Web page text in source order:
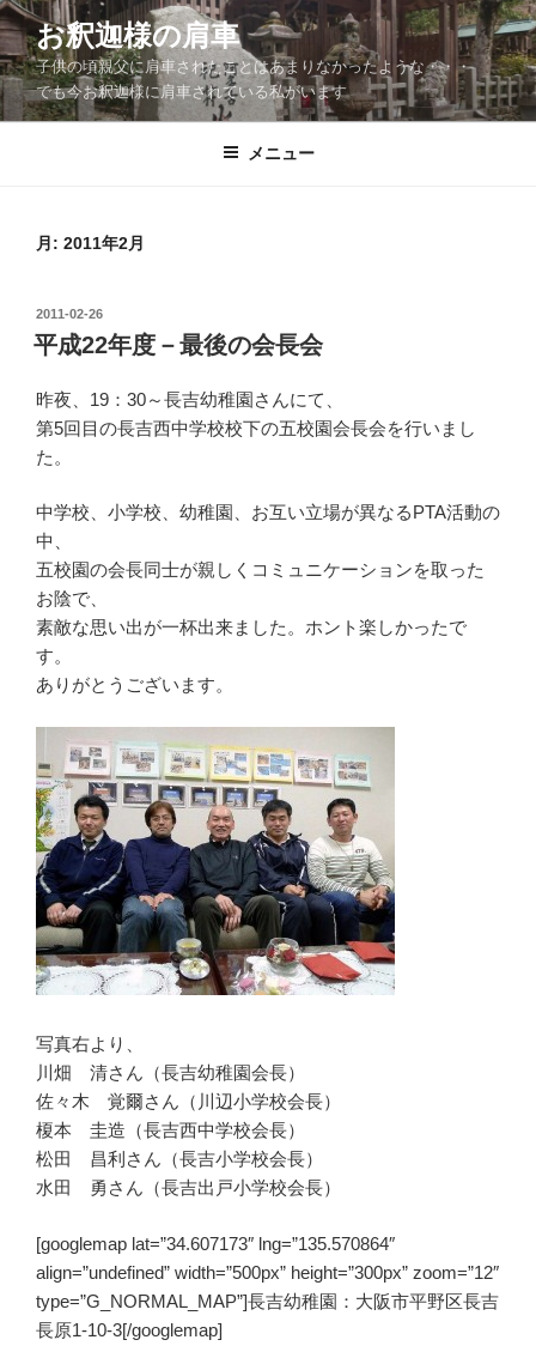
コ
ン
テ
ン
ツ
お釈迦様の肩車
子供の頃親父に肩車されたことはあまりなかったような・・・
でも今お釈迦様に肩車されている私がいます
メニュー
月: 2011年2月
投
稿
日:
2011-02-26
平成22年度－最後の会長会
昨夜、19：30～長吉幼稚園さんにて、
第5回目の長吉西中学校校下の五校園会長会を行いまし
た。
中学校、小学校、幼稚園、お互い立場が異なるPTA活動の
中、
五校園の会長同士が親しくコミュニケーションを取った
お陰で、
素敵な思い出が一杯出来ました。ホント楽しかったで
す。
ありがとうございます。
写真右より、
川畑 清さん（長吉幼稚園会長）
佐々木 覚爾さん（川辺小学校会長）
榎本 圭造（長吉西中学校会長）
松田 昌利さん（長吉小学校会長）
水田 勇さん（長吉出戸小学校会長）
[googlemap lat=”34.607173″ lng=”135.570864″
align=”undefined” width=”500px” height=”300px” zoom=”12″
type=”G_NORMAL_MAP”]長吉幼稚園：大阪市平野区長吉
長原1-10-3[/googlemap]